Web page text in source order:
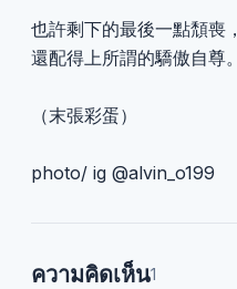
也許剩下的最後一點頹喪，
還配得上所謂的驕傲自尊。
（末張彩蛋）
photo/ ig @alvin_o199
ความคิดเห็น1